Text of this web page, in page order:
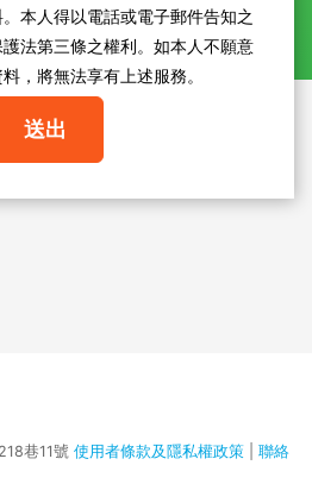
本人得以電話或電子郵件告知之
法第三條之權利。如本人不願意
，將無法享有上述服務。
送出
巷11號 使用者條款及隱私權政策
聯絡